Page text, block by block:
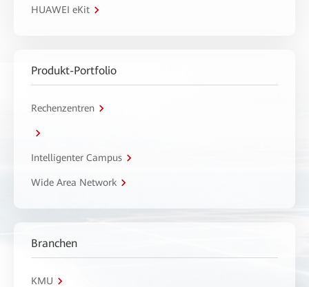
HUAWEI eKit
Produkt-Portfolio
Rechenzentren
Intelligenter Campus
Wide Area Network
Branchen
KMU